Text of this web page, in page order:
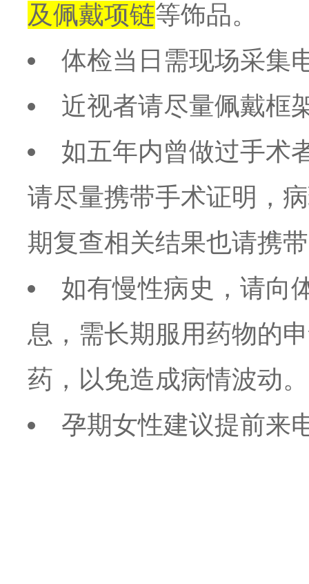
及佩戴项链等饰品。
体检当日需现场采集
近视者请尽量佩戴框
如五年内曾做过手术
请尽量携带手术证明，
期复查相关结果也请携
如有慢性病史，请向
息，需长期服用药物的
药，以免造成病情波动。
孕期女性建议提前来